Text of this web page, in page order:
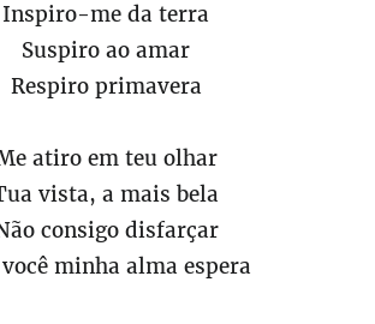
Inspiro-me da terra
Suspiro ao amar
Respiro primavera
atiro em teu olhar
vista, a mais bela
consigo disfarçar
minha alma espera